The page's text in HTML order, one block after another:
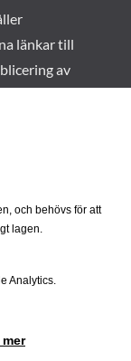
länkar till
av
och behövs för att
lagen.
Analytics.